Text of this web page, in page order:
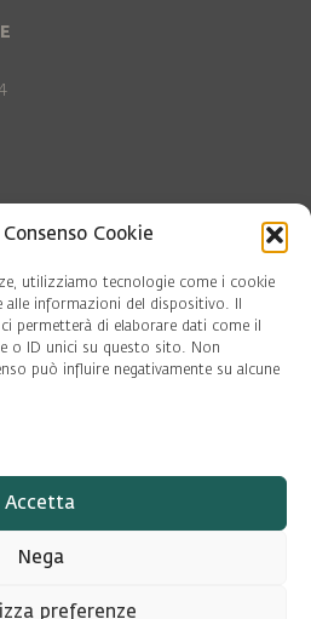
Cookie
utilizziamo tecnologie come i cookie
informazioni del dispositivo. Il
permetterà di elaborare dati come il
o ID unici su questo sito. Non
può influire negativamente su alcune
Accetta
Nega
preferenze
by